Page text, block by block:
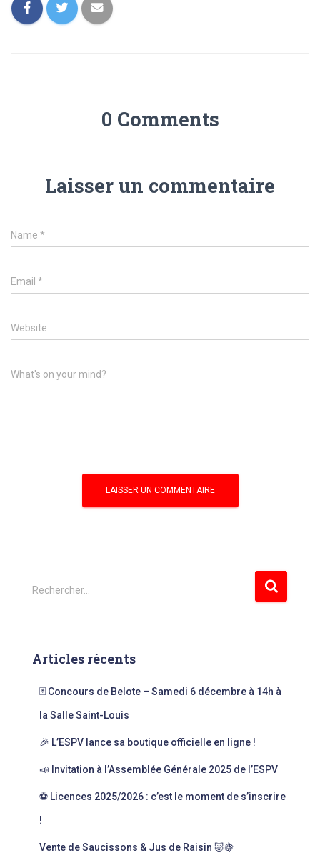
0 Comments
Laisser un commentaire
Name *
Email *
Website
What's on your mind?
R
e
r
Rechercher…
Articles récents
🃏 Concours de Belote – Samedi 6 décembre à 14h à
la Salle Saint-Louis
🎉 L’ESPV lance sa boutique officielle en ligne !
📣 Invitation à l’Assemblée Générale 2025 de l’ESPV
⚽ Licences 2025/2026 : c’est le moment de s’inscrire
!
Vente de Saucissons & Jus de Raisin 🐷🍇